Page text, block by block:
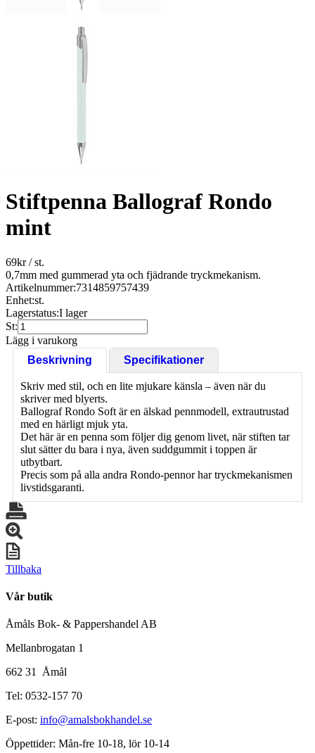
Stiftpenna Ballograf Rondo
mint
69kr/ st.
0,7mm med gummerad yta och fjädrande tryckmekanism.
Artikelnummer:7314859757439
Enhet:st.
Lagerstatus:I lager
St:
Lägg i varukorg
Beskrivning
Specifikationer
Skriv med stil, och en lite mjukare känsla – även när du
skriver med blyerts.
Ballograf Rondo Soft är en älskad pennmodell, extrautrustad
med en härligt mjuk yta.
Det här är en penna som följer dig genom livet, när stiften tar
slut sätter du bara i nya, även suddgummit i toppen är
utbytbart.
Precis som på alla andra Rondo-pennor har tryckmekanismen
livstidsgaranti.
Tillbaka
Vår butik
Åmåls Bok- & Pappershandel AB
Mellanbrogatan 1
662 31 Åmål
Tel: 0532-157 70
E-post: info@amalsbokhandel.se
Öppettider: Mån-fre 10-18, lör 10-14